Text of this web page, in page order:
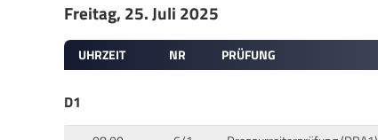
Freitag, 25. Juli 2025
UHRZEIT NR PRÜFUNG
D1